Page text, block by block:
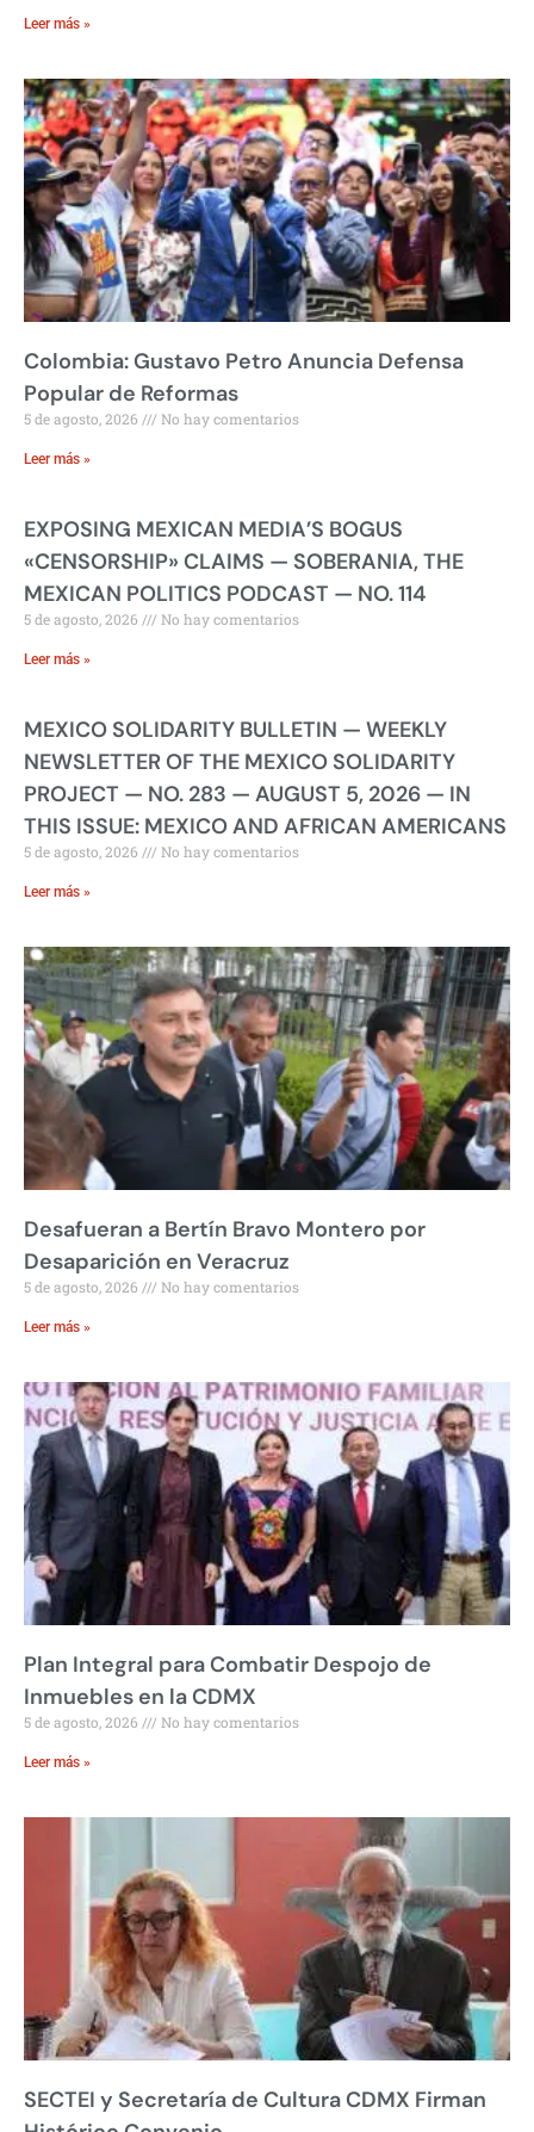
Leer más »
Colombia: Gustavo Petro Anuncia Defensa
Popular de Reformas
5 de agosto, 2026 No hay comentarios
Leer más »
EXPOSING MEXICAN MEDIA’S BOGUS
«CENSORSHIP» CLAIMS — SOBERANIA, THE
MEXICAN POLITICS PODCAST — NO. 114
5 de agosto, 2026 No hay comentarios
Leer más »
MEXICO SOLIDARITY BULLETIN — WEEKLY
NEWSLETTER OF THE MEXICO SOLIDARITY
PROJECT — NO. 283 — AUGUST 5, 2026 — IN
THIS ISSUE: MEXICO AND AFRICAN AMERICANS
5 de agosto, 2026 No hay comentarios
Leer más »
Desafueran a Bertín Bravo Montero por
Desaparición en Veracruz
5 de agosto, 2026 No hay comentarios
Leer más »
Plan Integral para Combatir Despojo de
Inmuebles en la CDMX
5 de agosto, 2026 No hay comentarios
Leer más »
SECTEI y Secretaría de Cultura CDMX Firman